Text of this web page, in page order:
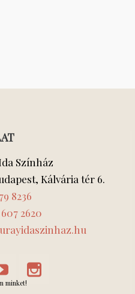
Színház
Kálvária tér 6.
8236
2620
minket!